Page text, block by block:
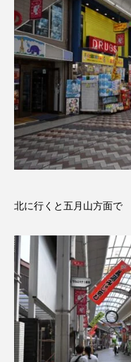
北に行くと五月山方面で